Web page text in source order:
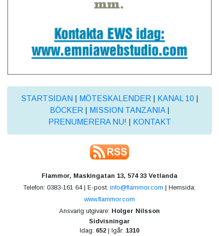
STARTSIDAN MÖTESKALENDER KANAL 10|
BÖCKER
MISSION TANZANIA|
PRENUMERERA NU!
KONTAKT
Flammor, Maskingatan 13, 574 33 Vetlanda
Telefon: 0383-161 64 | E-post: info@flammor.com | Hemsida:
www.flammor.com
Ansvarig utgivare: Holger Nilsson
Sidvisningar
Idag: 652 | Igår: 1310